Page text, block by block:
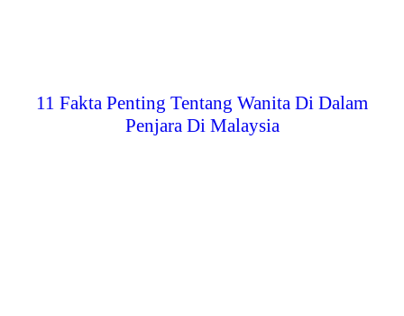
11 Fakta Penting Tentang Wanita Di Dalam
Penjara Di Malaysia